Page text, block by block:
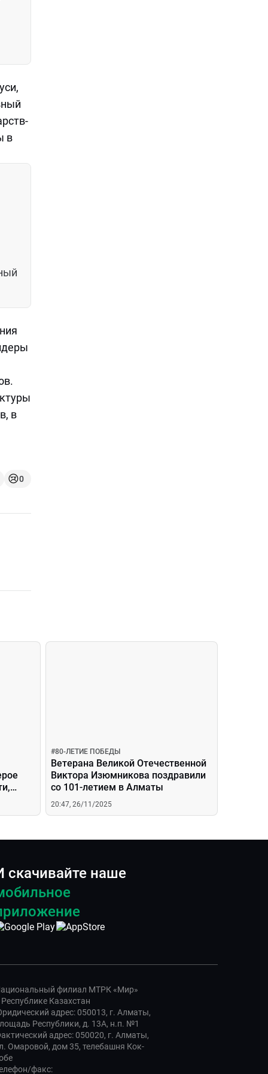
в
в
😢0
#80-ЛЕТИЕ ПОБЕДЫ
Ветерана Великой Отечественной
Виктора Изюмникова поздравили
со 101-летием в Алматы
20:47, 26/11/2025
скачивайте наше
филиал МТРК «Мир»
Республике Казахстан
адрес: 050013, г. Алматы,
Республики, д. 13А, н.п. №1
адрес: 050020, г. Алматы,
Омаровой, дом 35, телебашня Кок-
факс: